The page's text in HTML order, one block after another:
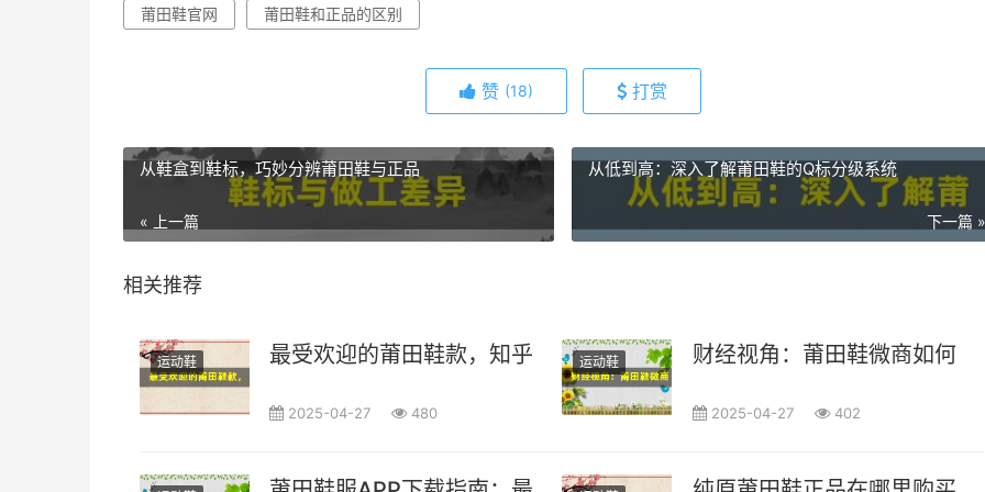
莆田鞋官网 莆田鞋和正品的区别
赞 (18) 打赏
从鞋盒到鞋标，巧妙分辨莆田鞋与正品
« 上一篇
从低到高：深入了解莆田鞋的Q标分级系统
下一篇 »
相关推荐
运动鞋 最受欢迎的莆田鞋款，知乎上用户的推荐清单
2025-04-27 480
运动鞋 财经视角：莆田鞋微商如何在
2025-04-27 402